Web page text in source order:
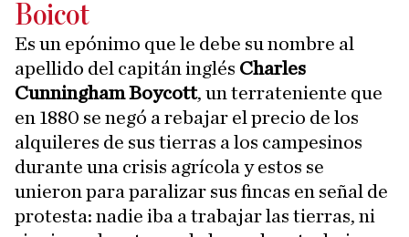
Boicot
Es un epónimo que le debe su nombre al
apellido del capitán inglés Charles
Cunningham Boycott, un terrateniente que
en 1880 se negó a rebajar el precio de los
alquileres de sus tierras a los campesinos
durante una crisis agrícola y estos se
unieron para paralizar sus fincas en señal de
protesta: nadie iba a trabajar las tierras, ni